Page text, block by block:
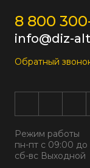
8 800
info@diz-
Обратный
Режим работы
пн-пт с 09:00 до
сб-вс Выходной